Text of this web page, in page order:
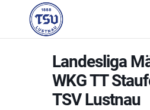
Landesliga
WKG TT
TSV Lustnau